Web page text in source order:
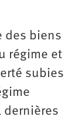
des biens
régime et
subies
dernières